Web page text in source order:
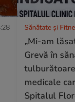
Sănătate și
„Mi-am
Grevă în
medicale
Spitalul